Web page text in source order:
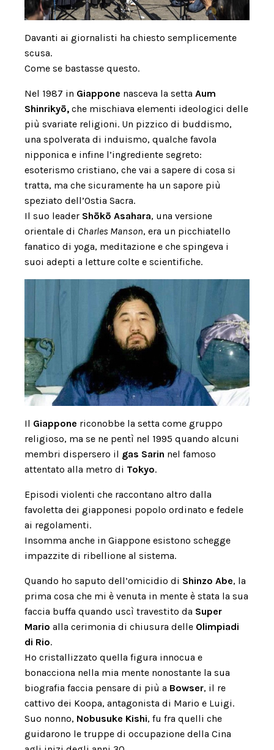
Davanti ai giornalisti ha chiesto semplicemente
scusa.
Come se bastasse questo.
Nel 1987 in Giappone nasceva la setta Aum
Shinrikyō, che mischiava elementi ideologici delle
più svariate religioni. Un pizzico di buddismo,
una spolverata di induismo, qualche favola
nipponica e infine l’ingrediente segreto:
esoterismo cristiano, che vai a sapere di cosa si
tratta, ma che sicuramente ha un sapore più
speziato dell’Ostia Sacra.
Il suo leader Shōkō Asahara, una versione
orientale di Charles Manson, era un picchiatello
fanatico di yoga, meditazione e che spingeva i
suoi adepti a letture colte e scientifiche.
Il Giappone riconobbe la setta come gruppo
religioso, ma se ne pentì nel 1995 quando alcuni
membri dispersero il gas Sarin nel famoso
attentato alla metro di Tokyo.
Episodi violenti che raccontano altro dalla
favoletta dei giapponesi popolo ordinato e fedele
ai regolamenti.
Insomma anche in Giappone esistono schegge
impazzite di ribellione al sistema.
Quando ho saputo dell’omicidio di Shinzo Abe, la
prima cosa che mi è venuta in mente è stata la sua
faccia buffa quando uscì travestito da Super
Mario alla cerimonia di chiusura delle Olimpiadi
di Rio.
Ho cristallizzato quella figura innocua e
bonacciona nella mia mente nonostante la sua
biografia faccia pensare di più a Bowser, il re
cattivo dei Koopa, antagonista di Mario e Luigi.
Suo nonno, Nobusuke Kishi, fu fra quelli che
guidarono le truppe di occupazione della Cina